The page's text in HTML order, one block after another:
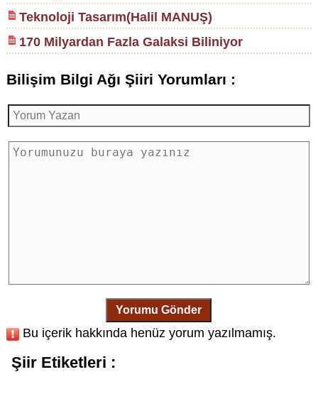
Teknoloji Tasarım(Halil MANUŞ)
170 Milyardan Fazla Galaksi Biliniyor
Bilişim Bilgi Ağı Şiiri Yorumları :
Yorumu Gönder
Bu içerik hakkında henüz yorum yazılmamış.
Şiir Etiketleri :